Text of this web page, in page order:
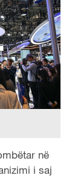
në
i saj